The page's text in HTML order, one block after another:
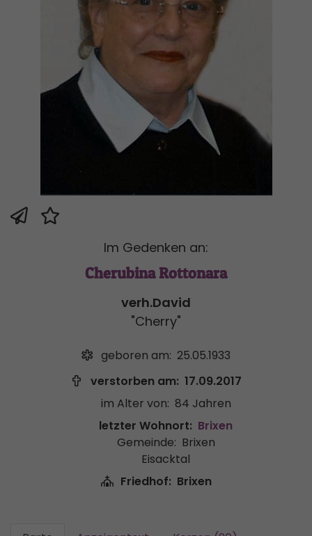
Im Gedenken an:
Cherubina Rottonara
verh.David
"Cherry"
geboren am: 25.05.1933
verstorben am: 17.09.2017
im Alter von: 84 Jahren
letzter Wohnort: Brixen
Gemeinde: Brixen
Eisacktal
Friedhof: Brixen